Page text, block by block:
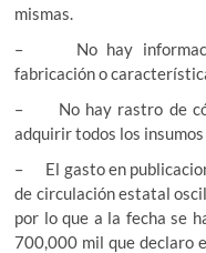
mismas.
– No hay
fabricación o
– No hay rastro de
adquirir todos los
– El gasto en
de circulación estatal
por lo que a la fecha se
700,000 mil que declaro